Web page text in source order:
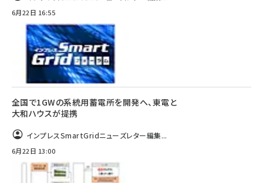
6月22日 16:55
全国で1GWの系統用蓄電所を開発へ、東電と
大和ハウスが提携
インプレスSmartGridニューズレター編集...
6月22日 13:00